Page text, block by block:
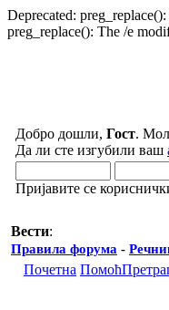
Deprecated:
preg_replace(): The /e
Добро дошли, Гост.
Да ли сте изгубили ваш
Пријавите се
Вести:
Правила форума -
Почетна Помоћ